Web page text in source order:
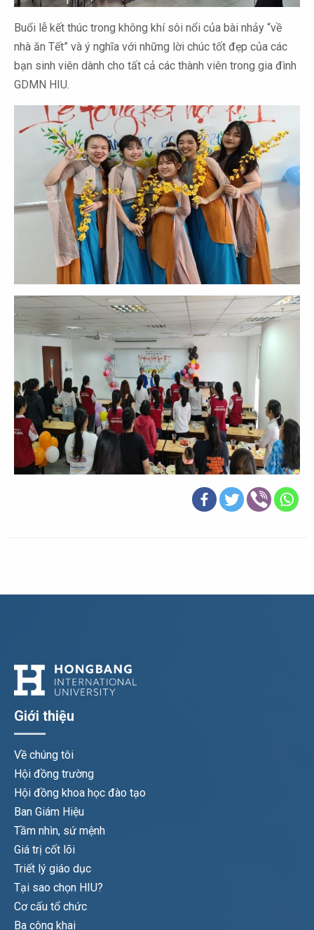
Buổi lễ kết thúc trong không khí sôi nổi của bài nhảy “về
nhà ăn Tết” và ý nghĩa với những lời chúc tốt đẹp của các
bạn sinh viên dành cho tất cả các thành viên trong gia đình
GDMN HIU.
Giới thiệu
Về chúng tôi
Hội đồng trường
Hội đồng khoa học đào tạo
Ban Giám Hiệu
Tầm nhìn, sứ mệnh
Giá trị cốt lõi
Triết lý giáo dục
Tại sao chọn HIU?
Cơ cấu tổ chức
Ba công khai